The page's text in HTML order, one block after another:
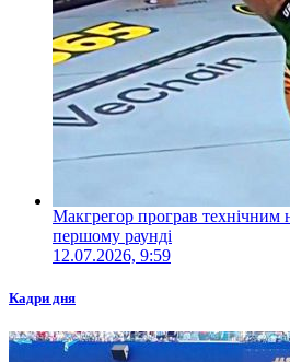
Макгрегор програв технічним
першому раунді
12.07.2026, 9:59
Кадри дня